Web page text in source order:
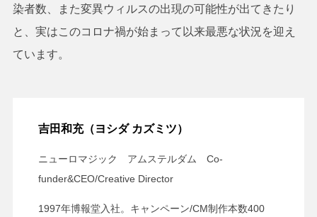
染者数、また変異ウィルスの出現の可能性が出てきたり
と、実はこのコロナ禍が始まって以来最悪な状況を迎え
ています。
吉田和充（ヨシダ カズミツ）
ニューロマジック アムステルダム Co-
funder&CEO/Creative Director
1997年博報堂入社。キャンペーン/CM制作本数400